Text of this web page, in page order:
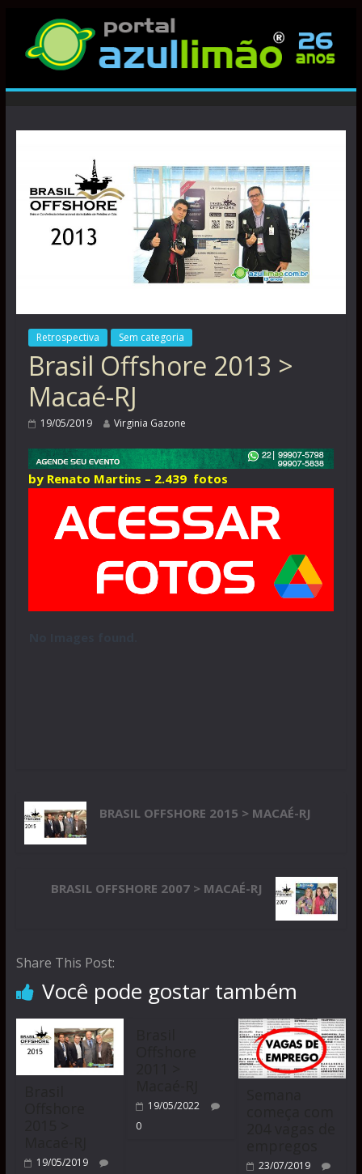
Retrospectiva Sem categoria
Brasil Offshore 2013 >
Macaé-RJ
19/05/2019 Virginia Gazone
by Renato Martins – 2.439 fotos
BRASIL OFFSHORE 2015 > MACAÉ-RJ
BRASIL OFFSHORE 2007 > MACAÉ-RJ
Share This Post:
Você pode gostar também
19/05/2019
19/05/2022
0
23/07/2019